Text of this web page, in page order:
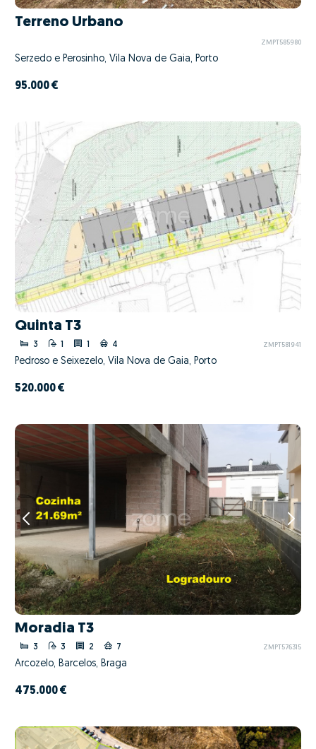
Terreno Urbano
ZMPT585980
Serzedo e Perosinho, Vila Nova de Gaia, Porto
95.000 €
Quinta T3
3 1 1 4 ZMPT581941
Pedroso e Seixezelo, Vila Nova de Gaia, Porto
520.000 €
Moradia T3
3 3 2 7 ZMPT576315
Arcozelo, Barcelos, Braga
475.000 €